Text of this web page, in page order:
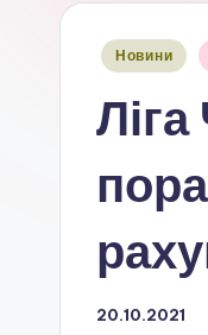
Опубліковано
Новини
20.10.2021